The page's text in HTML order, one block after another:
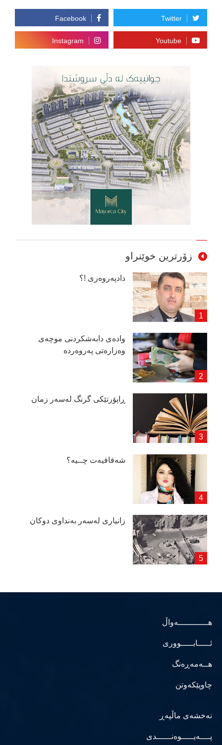
زۆرترین خوێنراو
دادپەروەری !؟
وادەی دابەشكردنی موچەی
وەزارەتی پەروەردە
ڕاپۆرتێكی گرنگ لەسەر زمان
شەفافیەت چــیە؟
زانیاری لەسەر بەنداوی دوكان
هــــــــــــەواڵ
ئـــــابـــــووری
هــەمەڕەنگ
چاوپێکەوتن
نەخشەی ماڵپەڕ
پــــەیـــــوەنــــــدی